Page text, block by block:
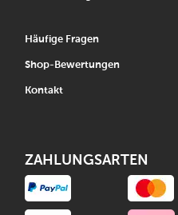
Häufige Fragen
Shop-Bewertungen
Kontakt
ZAHLUNGSARTEN